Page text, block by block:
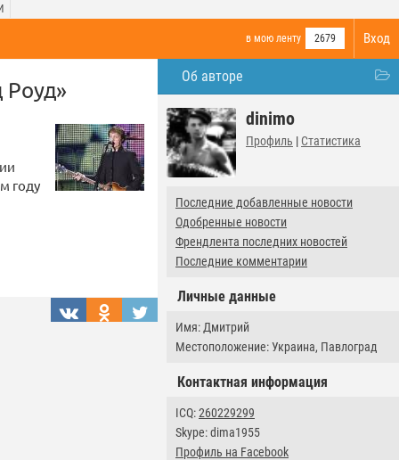
Вход
в мою ленту 2679
Об авторе
dinimo
Профиль | Статистика
Последние добавленные новости
Одобренные новости
Френдлента последних новостей
Последние комментарии
Личные данные
Имя: Дмитрий
Местоположение: Украина, Павлоград
Контактная информация
ICQ:260229299
Skype: dima1955
Профиль на Facebook
году